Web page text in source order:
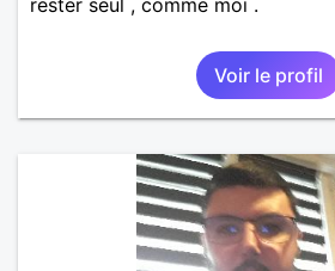
Voir le profil